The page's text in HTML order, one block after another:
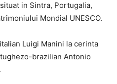
in Sintra, Portugalia,
Mondial UNESCO.
Luigi Manini la cerinta
brazilian Antonio